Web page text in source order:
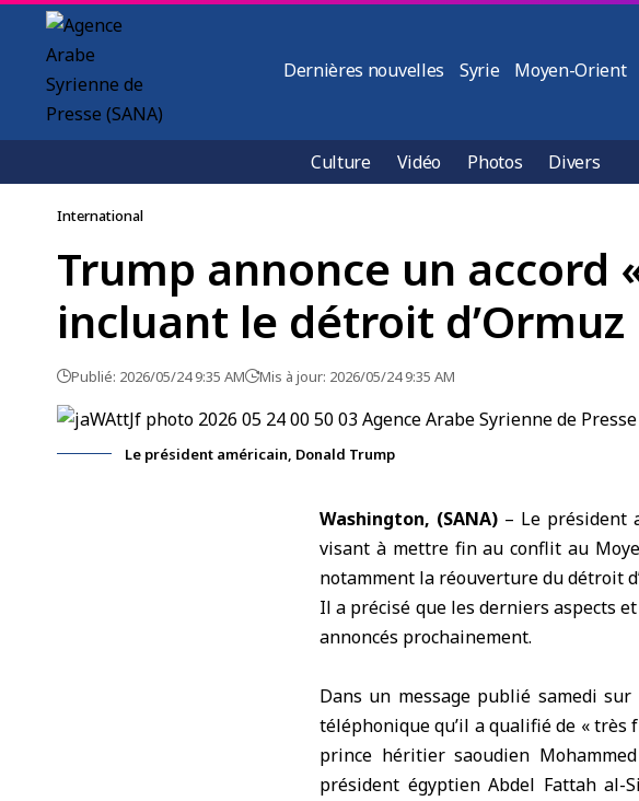
Dernières nouvelles Syrie Moyen-Orient
Culture Vidéo Photos Divers
International
Trump annonce un accord
incluant le détroit d’Ormuz
Publié: 2026/05/24 9:35 AM Mis à jour: 2026/05/24 9:35 AM
Le président américain, Donald Trump
Washington, (SANA) – Le président
visant à mettre fin au conflit au
notamment la réouverture du détroit
Il a précisé que les derniers aspects
annoncés prochainement.
Dans un message publié samedi sur
téléphonique qu’il a qualifié de «
prince héritier saoudien
président égyptien Abdel Fattah al-